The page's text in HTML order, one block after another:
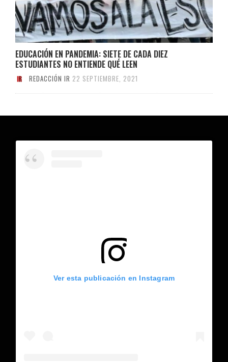
EDUCACIÓN EN PANDEMIA: SIETE DE CADA DIEZ
ESTUDIANTES NO ENTIENDE QUÉ LEEN
REDACCIÓN IR 22 SEPTIEMBRE, 2021
Ver esta publicación en Instagram